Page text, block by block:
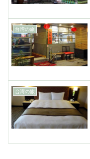
台湾の旅
台湾の旅